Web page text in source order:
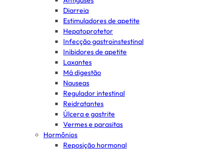
Diarreia
Estimuladores de apetite
Hepatoprotetor
Infecção gastroinstestinal
Inibidores de apetite
Laxantes
Má digestão
Nauseas
Regulador intestinal
Reidratantes
Úlcera e gastrite
Vermes e parasitas
Hormônios
Reposição hormonal